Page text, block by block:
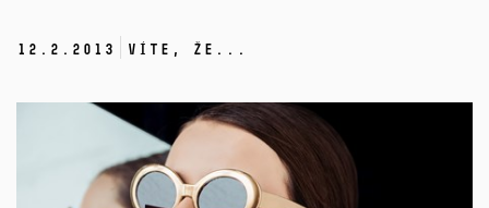
12. 2. 2013 Víte, že...